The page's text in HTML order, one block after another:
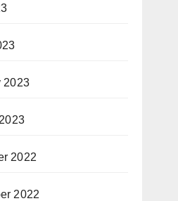
2023
2022
2022